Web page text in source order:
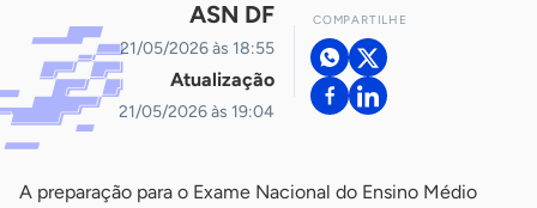
ASN DF
21/05/2026 às 18:55
Atualização
21/05/2026 às 19:04
COMPARTILHE
A preparação para o Exame Nacional do Ensino Médio